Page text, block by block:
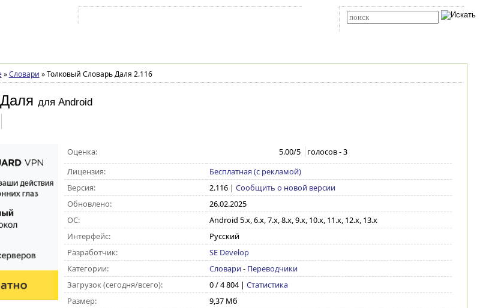
» Словари »Толковый Словарь Даля 2.116
для Android
Оценка: 5.00/5 голосов -3
Лицензия:
Бесплатная (с рекламой)
Версия:
2.116| Сообщить о новой версии
Обновлено:
26.02.2025
ОС:
Android 5.x, 6.x, 7.x, 8.x, 9.x, 10.x, 11.x, 12.x, 13.x
Интерфейс:
Русский
Разработчик:
SE Develop
Категории:
Словари- Переводчики
Загрузок (сегодня/всего):
0 / 4 804 | Статистика
Размер:
9,37 Мб